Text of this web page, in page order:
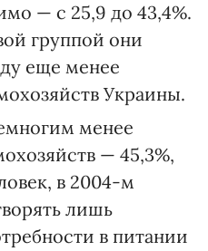
— с 25,9 до 43,4%.
группой они
еще менее
Украины.
менее
— 45,3%,
в 2004-м
лишь
в питании